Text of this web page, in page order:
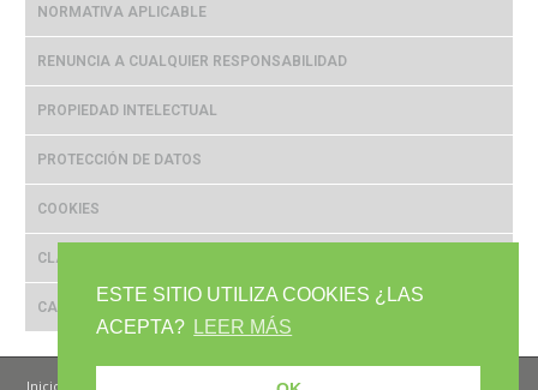
ESTE SITIO UTILIZA COOKIES ¿LAS
ACEPTA? LEER MÁS
NORMATIVA APLICABLE
RENUNCIA A CUALQUIER RESPONSABILIDAD
PROPIEDAD INTELECTUAL
PROTECCIÓN DE DATOS
COOKIES
CLAUSULA DE RESCISION
CAMBIOS DE CONDICIONES
Inicio Publicaciones